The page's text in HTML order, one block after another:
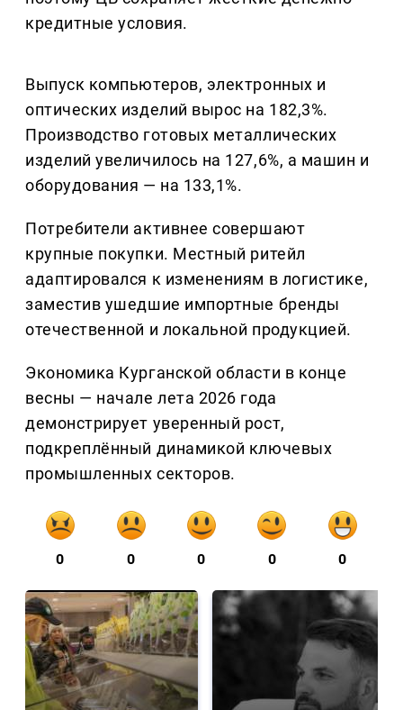
кредитные условия.
Выпуск компьютеров, электронных и
оптических изделий вырос на 182,3%.
Производство готовых металлических
изделий увеличилось на 127,6%, а машин и
оборудования — на 133,1%.
Потребители активнее совершают
крупные покупки. Местный ритейл
адаптировался к изменениям в логистике,
заместив ушедшие импортные бренды
отечественной и локальной продукцией.
Экономика Курганской области в конце
весны — начале лета 2026 года
демонстрирует уверенный рост,
подкреплённый динамикой ключевых
промышленных секторов.
0 0 0 0 0